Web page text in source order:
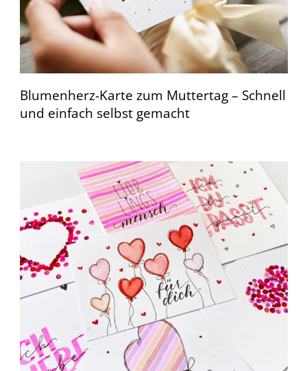
Blumenherz-Karte zum Muttertag – Schnell
und einfach selbst gemacht